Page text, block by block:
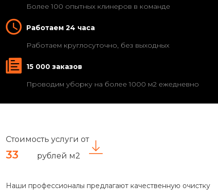
Более 100 опытных клинеров в команде
Работаем 24 часа
Работаем круглосуточно, без выходных
15 000 заказов
Проводим уборку на более 1000 м2 ежедневно
Стоимость услуги от
33 рублей м2
Наши профессионалы предлагают качественную очистку